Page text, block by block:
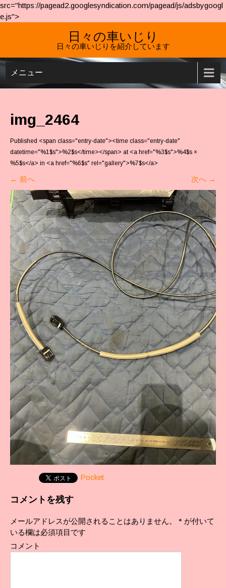
src="https://pagead2.googlesyndication.com/pagead/js/adsbygoogl
e.js">
日々の車いじり
日々の車いじりを紹介しています
メニュー
img_2464
Published <span class="entry-date"><time class="entry-date"
datetime="%1$s">%2$s</time></span> at <a href="%3$s">%4$s ×
%5$s</a> in <a href="%6$s" rel="gallery">%7$s</a>
← 前へ 次へ →
Pocket
コメントを残す
メールアドレスが公開されることはありません。 * が付いて
いる欄は必須項目です
コメント